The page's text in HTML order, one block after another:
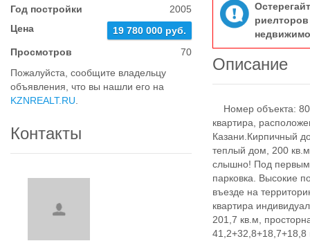
Год постройки
2005
Цена
19 780 000 руб.
Просмотров
70
Пожалуйста, сообщите владельцу
объявления, что вы нашли его на
KZNREALT.RU
Контакты
Описание
Номер объекта:
квартира,
Казани.Кирпичный
теплый дом, 200
слышно! Под
парковка. Высокие
въезде на
квартира
201,7 кв.м,